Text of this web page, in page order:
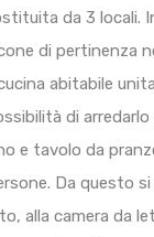
da 3 locali.
di pertinenza
abitabile
di arredarlo
e tavolo da
Da questo
alla camera da